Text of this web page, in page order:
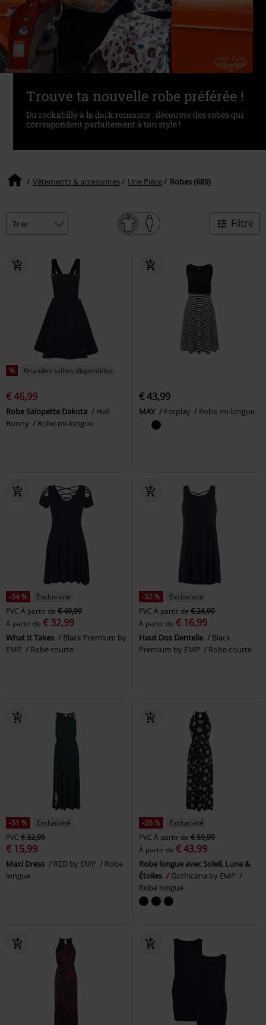
Trouve ta nouvelle robe préférée !
Du rockabilly à la dark romance : découvre des robes qui
correspondent parfaitement à ton style !
Vêtements & accessoires Une Pièce Robes (689)
Filtre
% Grandes tailles disponibles
€ 46,99
Robe Salopette Dakota
Hell
Bunny
Robe mi-longue
€ 43,99
MAY Forplay Robe mi-longue
-34 %
Exclusivité
PVC À partir de € 49,99
À partir de € 32,99
What It Takes
Black Premium by
EMP
Robe courte
-32 %
Exclusivité
PVC À partir de € 24,99
À partir de € 16,99
Haut Dos Dentelle
Black
Premium by EMP
Robe courte
-51 %
Exclusivité
PVC € 32,99
€ 15,99
Maxi Dress RED by EMP
Robe
longue
-26 %
Exclusivité
PVC À partir de € 59,99
À partir de € 43,99
Robe longue avec Soleil, Lune &
Étoiles
Gothicana by EMP
Robe longue